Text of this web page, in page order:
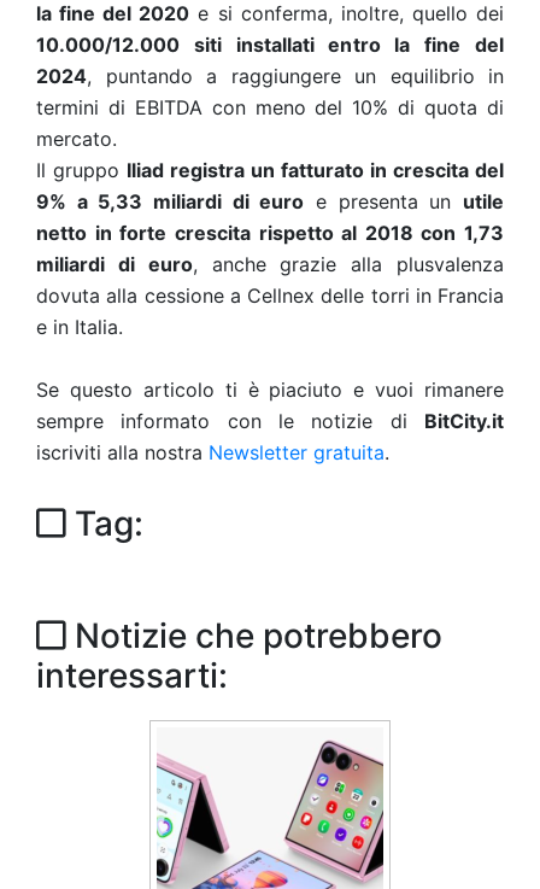
la fine del 2020 e si conferma, inoltre, quello dei
10.000/12.000 siti installati entro la fine del
2024, puntando a raggiungere un equilibrio in
termini di EBITDA con meno del 10% di quota di
mercato.
Il gruppo Iliad registra un fatturato in crescita del
9% a 5,33 miliardi di euro e presenta un utile
netto in forte crescita rispetto al 2018 con 1,73
miliardi di euro, anche grazie alla plusvalenza
dovuta alla cessione a Cellnex delle torri in Francia
e in Italia.
Se questo articolo ti è piaciuto e vuoi rimanere
sempre informato con le notizie di BitCity.it
iscriviti alla nostra Newsletter gratuita.
Tag:
Notizie che potrebbero
interessarti: